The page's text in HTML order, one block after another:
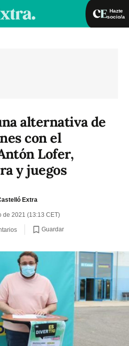
Hazte
socio/a
alternativa de
con el
Lofer,
y juegos
Extra
de 2021 (13:13 CET)
Guardar